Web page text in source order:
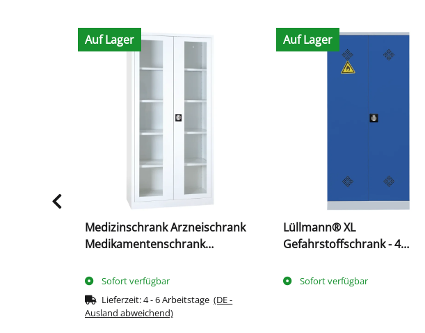
Auf Lager
Medizinschrank Arzneischrank
Medikamentenschrank
transparent weiß XXXL 570157
Sofort verfügbar
Lieferzeit:4 - 6 Arbeitstage(DE -
Ausland abweichend)
Auf Lager
Lüllmann® XL
Gefahrstoffschrank - 4
Sofort verfügbar